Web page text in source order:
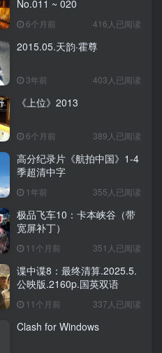
Stable Difussion WebUI Forge 秋叶整合包
No.011 ~ 020
6个月前 416人已阅读
2015.05.天韵·霍尊
3年前 403人已阅读
《上位》2013
6个月前 389人已阅读
高分纪录片《航拍中国》1-4
季超清中字
1年前 355人已阅读
极品飞车10：卡本峡谷（带
宽屏补丁）
11个月前 351人已阅读
谍中谍8：最终清算.2025.5.
公映版.2160p.国英双语
11个月前 337人已阅读
Clash for Windows